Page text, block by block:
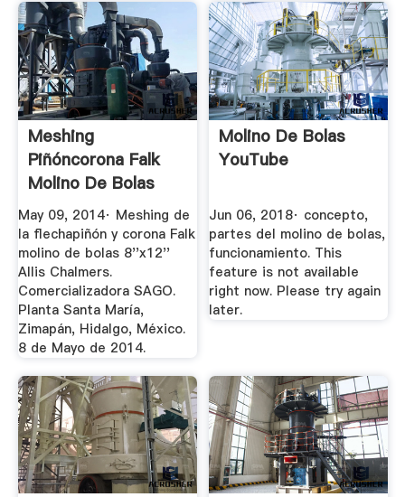
Meshing
Piñóncorona Falk
Molino De Bolas
8''x12'' Allis ...
May 09, 2014· Meshing de
la flechapiñón y corona Falk
molino de bolas 8''x12''
Allis Chalmers.
Comercializadora SAGO.
Planta Santa María,
Zimapán, Hidalgo, México.
8 de Mayo de 2014.
Molino De Bolas
YouTube
Jun 06, 2018· concepto,
partes del molino de bolas,
funcionamiento. This
feature is not available
right now. Please try again
later.